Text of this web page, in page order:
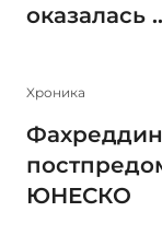
оказалась
Xроника
ЮНЕСКО